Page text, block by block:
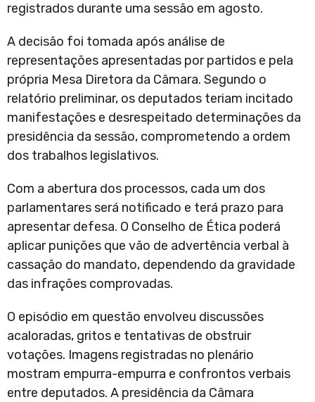
registrados durante uma sessão em agosto.
A decisão foi tomada após análise de
representações apresentadas por partidos e pela
própria Mesa Diretora da Câmara. Segundo o
relatório preliminar, os deputados teriam incitado
manifestações e desrespeitado determinações da
presidência da sessão, comprometendo a ordem
dos trabalhos legislativos.
Com a abertura dos processos, cada um dos
parlamentares será notificado e terá prazo para
apresentar defesa. O Conselho de Ética poderá
aplicar punições que vão de advertência verbal à
cassação do mandato, dependendo da gravidade
das infrações comprovadas.
O episódio em questão envolveu discussões
acaloradas, gritos e tentativas de obstruir
votações. Imagens registradas no plenário
mostram empurra-empurra e confrontos verbais
entre deputados. A presidência da Câmara